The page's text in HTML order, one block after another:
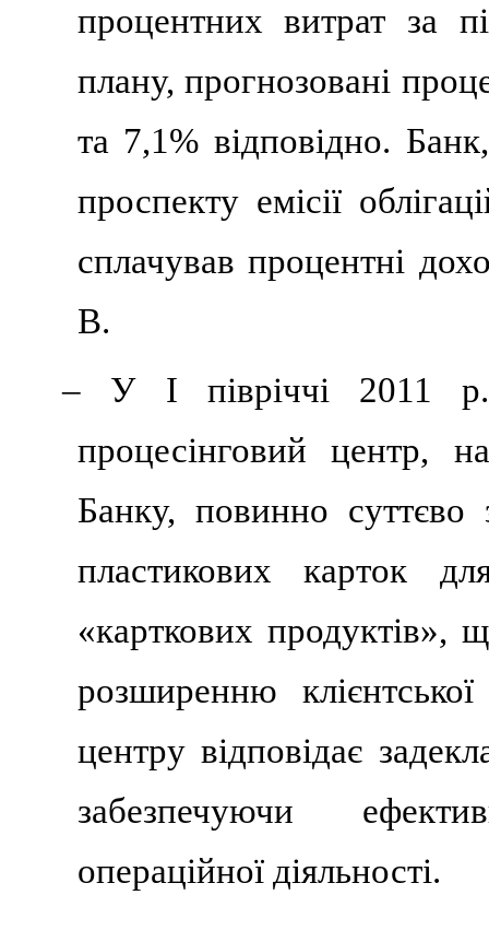
процентних витрат за
плану, прогнозовані
та 7,1% відповідно.
проспекту емісії
сплачував процентні
В.
– У І півріччі 2011
процесінговий центр,
Банку, повинно суттєво
пластикових карток
«карткових
розширенню
центру відповідає
забезпечуючи
операційної діяльності.